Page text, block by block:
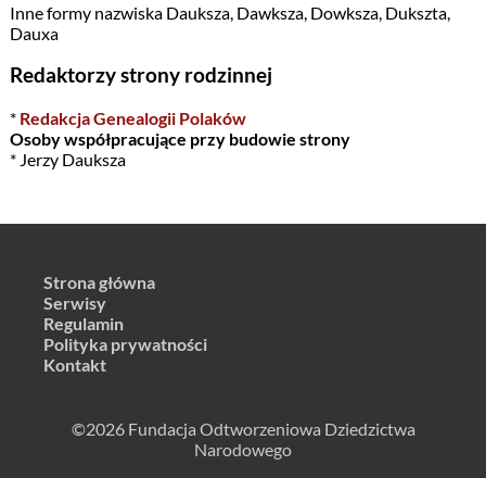
Inne formy nazwiska Dauksza, Dawksza, Dowksza, Dukszta,
Dauxa
Redaktorzy strony rodzinnej
* Redakcja Genealogii Polaków
Osoby współpracujące przy budowie strony
* Jerzy Dauksza
Strona główna
Serwisy
Regulamin
Polityka prywatności
Kontakt
©2026 Fundacja Odtworzeniowa Dziedzictwa
Narodowego